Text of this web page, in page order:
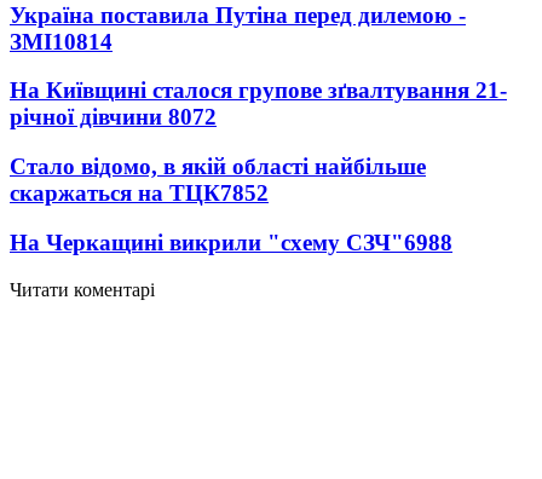
Україна поставила Путіна перед дилемою -
ЗМІ10814
На Київщині сталося групове зґвалтування 21-
річної дівчини 8072
Стало відомо, в якій області найбільше
скаржаться на ТЦК7852
На Черкащині викрили "схему СЗЧ"6988
Читати коментарі